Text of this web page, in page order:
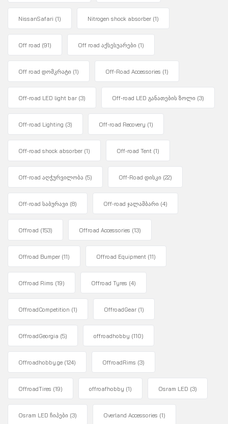
NissanSafari (1) Nitrogen shock absorber (1)
Off road (91) Off road აქსესუარები (1)
Off road დომკრატი (1) Off-Road Accessories (1)
Off-road LED light bar (3) Off-road LED განათების ზოლი (3)
Off-road Lighting (3) Off-road Recovery (1)
Off-road shock absorber (1) Off-road Tent (1)
Off-road აღჭურვილობა (5) Off-Road დისკი (22)
Off-road საბურავი (8) Off-road ჯალამბარი (4)
Offroad (153) Offroad Accessories (13)
Offroad Bumper (11) Offroad Equipment (11)
Offroad Rims (19) Offroad Tyres (4)
OffroadCompetition (1) OffroadGear (1)
OffroadGeorgia (5) offroadhobby (110)
Offroadhobby.ge (124) OffroadRims (3)
OffroadTires (19) offroafhobby (1) Osram LED (3)
Osram LED ჩიპები (3) Overland Accessories (1)